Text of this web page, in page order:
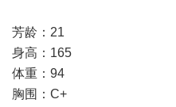
芳龄：21
身高：165
体重：94
胸围：C+